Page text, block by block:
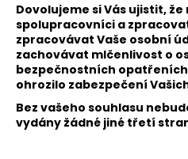
Dovolujeme si Vás ujistit,
spolupracovníci a
zpracovávat Vaše osobní
zachovávat mlčenlivost o
bezpečnostních
ohrozilo zabezpečení
Bez vašeho souhlasu
vydány žádné jiné třetí